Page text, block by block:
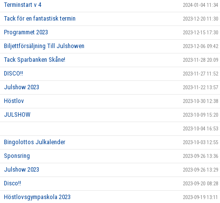
Terminstart v 4 2024-01-04 11:34
Tack för en fantastisk termin 2023-12-20 11:30
Programmet 2023 2023-12-15 17:30
Biljettförsäljning Till Julshowen 2023-12-06 09:42
Tack Sparbanken Skåne! 2023-11-28 20:09
DISCO!! 2023-11-27 11:52
Julshow 2023 2023-11-22 13:57
Höstlov 2023-10-30 12:38
JULSHOW 2023-10-09 15:20
2023-10-04 16:53
Bingolottos Julkalender 2023-10-03 12:55
Sponsring 2023-09-26 13:36
Julshow 2023 2023-09-26 13:29
Disco!! 2023-09-20 08:28
Höstlovsgympaskola 2023 2023-09-19 13:11